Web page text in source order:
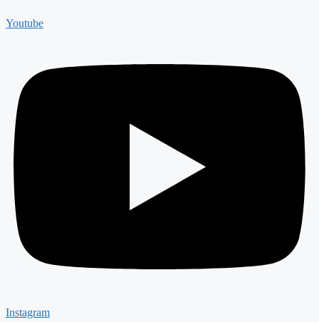
Youtube
Instagram